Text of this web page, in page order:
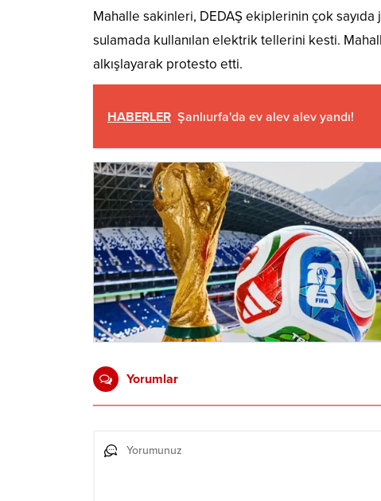
Mahalle sakinleri, DEDAŞ ekiplerinin çok
sulamada kullanılan elektrik tellerini kesti.
alkışlayarak protesto etti.
HABERLER Şanlıurfa'da ev alev alev yandı!
Yorumlar